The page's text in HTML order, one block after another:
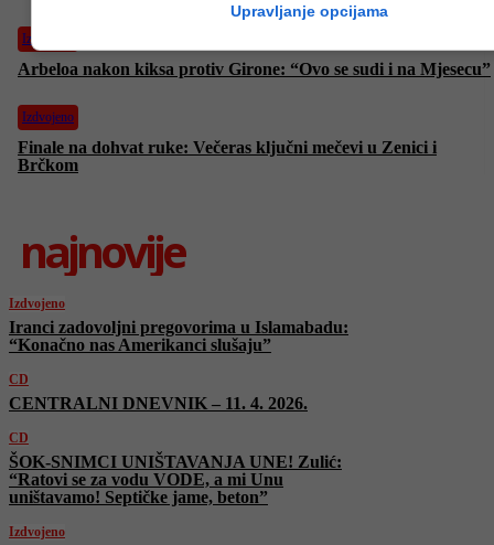
Izdvojeno
Arbeloa nakon kiksa protiv Girone: “Ovo se sudi i na Mjesecu”
Izdvojeno
Finale na dohvat ruke: Večeras ključni mečevi u Zenici i
Brčkom
najnovije
Izdvojeno
Iranci zadovoljni pregovorima u Islamabadu:
“Konačno nas Amerikanci slušaju”
CD
CENTRALNI DNEVNIK – 11. 4. 2026.
CD
ŠOK-SNIMCI UNIŠTAVANJA UNE! Zulić:
“Ratovi se za vodu VODE, a mi Unu
uništavamo! Septičke jame, beton”
Izdvojeno
Upravljanje opcijama